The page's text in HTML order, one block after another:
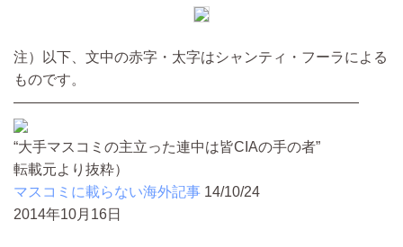
注）以下、文中の赤字・太字はシャンティ・フーラによる
ものです。
――――――――――――――――――――――――
“大手マスコミの主立った連中は皆CIAの手の者”
転載元より抜粋）
マスコミに載らない海外記事 14/10/24
2014年10月16日